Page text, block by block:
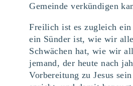
Gemeinde verkündigen
Freilich ist es zugleich
ein Sünder ist, wie wir
Schwächen hat, wie wir
jemand, der heute nach
Vorbereitung zu Jesus